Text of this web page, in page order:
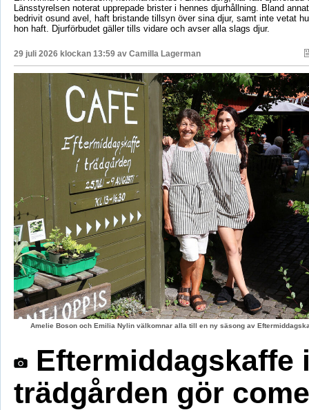
Länsstyrelsen noterat upprepade brister i hennes djurhållning. Bland
bedrivit osund avel, haft bristande tillsyn över sina djur, samt inte vetat
hon haft. Djurförbudet gäller tills vidare och avser alla slags djur.
29 juli 2026 klockan 13:59 av Camilla Lagerman
Amelie Boson och Emilia Nylin välkomnar alla till en ny säsong av
Eftermiddagskaffe
trädgården gör